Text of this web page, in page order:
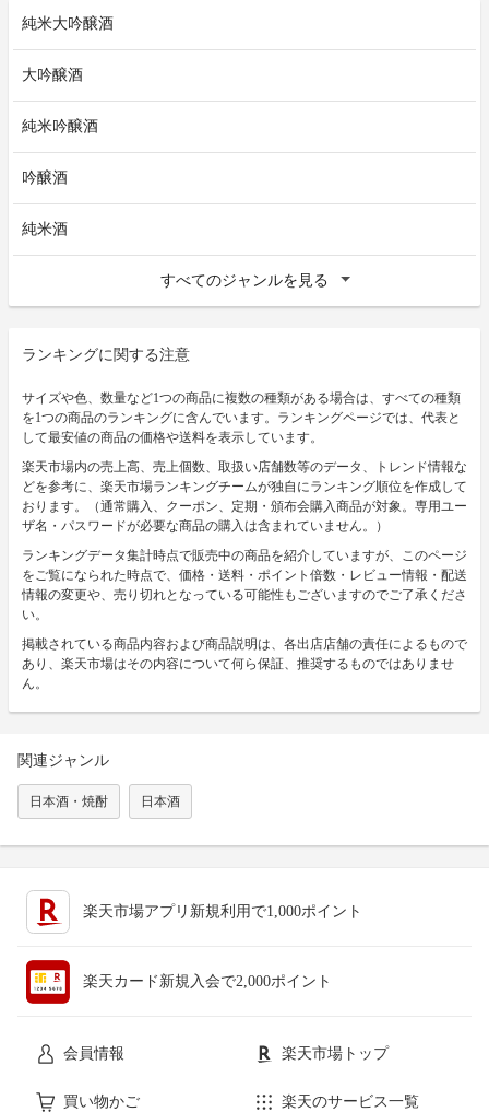
純米大吟醸酒
大吟醸酒
純米吟醸酒
吟醸酒
純米酒
すべてのジャンルを見る
ランキングに関する注意
サイズや色、数量など1つの商品に複数の種類がある場合は、すべての種類
を1つの商品のランキングに含んでいます。ランキングページでは、代表と
して最安値の商品の価格や送料を表示しています。
楽天市場内の売上高、売上個数、取扱い店舗数等のデータ、トレンド情報な
どを参考に、楽天市場ランキングチームが独自にランキング順位を作成して
おります。（通常購入、クーポン、定期・頒布会購入商品が対象。専用ユー
ザ名・パスワードが必要な商品の購入は含まれていません。）
ランキングデータ集計時点で販売中の商品を紹介していますが、このページ
をご覧になられた時点で、価格・送料・ポイント倍数・レビュー情報・配送
情報の変更や、売り切れとなっている可能性もございますのでご了承くださ
い。
掲載されている商品内容および商品説明は、各出店店舗の責任によるもので
あり、楽天市場はその内容について何ら保証、推奨するものではありませ
ん。
関連ジャンル
日本酒・焼酎 日本酒
楽天市場アプリ新規利用で1,000ポイント
楽天カード新規入会で2,000ポイント
会員情報 楽天市場トップ
買い物かご 楽天のサービス一覧